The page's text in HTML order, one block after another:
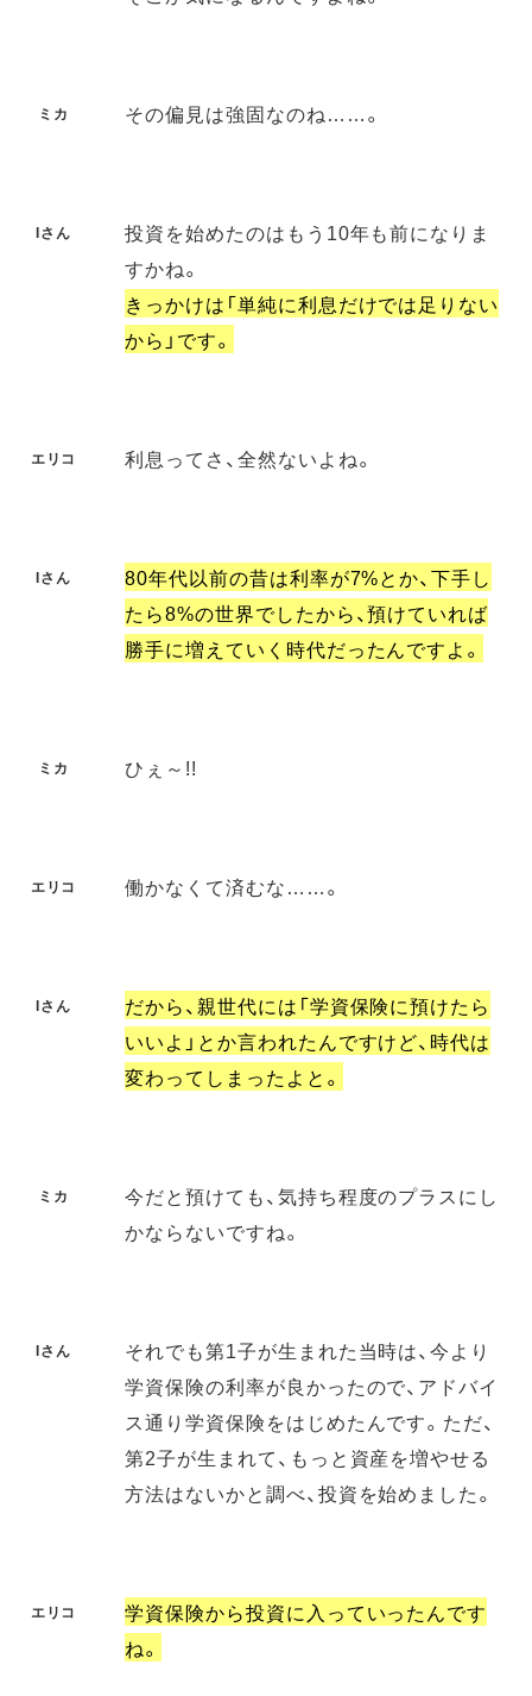
ミカ その偏見は強固なのね……。
Iさん
投資を始めたのはもう10年も前になりま
すかね。
きっかけは「単純に利息だけでは足りない
から」です。
エリコ 利息ってさ、全然ないよね。
Iさん
80年代以前の昔は利率が7%とか、下手し
たら8%の世界でしたから、預けていれば
勝手に増えていく時代だったんですよ。
ミカ ひぇ～!!
エリコ 働かなくて済むな……。
Iさん
だから、親世代には「学資保険に預けたら
いいよ」とか言われたんですけど、時代は
変わってしまったよと。
ミカ
今だと預けても、気持ち程度のプラスにし
かならないですね。
Iさん
それでも第1子が生まれた当時は、今より
学資保険の利率が良かったので、アドバイ
ス通り学資保険をはじめたんです。ただ、
第2子が生まれて、もっと資産を増やせる
方法はないかと調べ、投資を始めました。
エリコ
学資保険から投資に入っていったんです
ね。